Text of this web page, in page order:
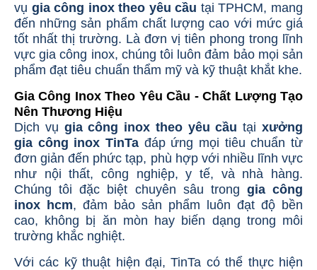
vụ gia công inox theo yêu cầu tại TPHCM, mang
đến những sản phẩm chất lượng cao với mức giá
tốt nhất thị trường. Là đơn vị tiên phong trong lĩnh
vực gia công inox, chúng tôi luôn đảm bảo mọi sản
phẩm đạt tiêu chuẩn thẩm mỹ và kỹ thuật khắt khe.
Gia Công Inox Theo Yêu Cầu - Chất Lượng Tạo
Nên Thương Hiệu
Dịch vụ gia công inox theo yêu cầu tạixưởng
gia công inox TinTa đáp ứng mọi tiêu chuẩn từ
đơn giản đến phức tạp, phù hợp với nhiều lĩnh vực
như nội thất, công nghiệp, y tế, và nhà hàng.
Chúng tôi đặc biệt chuyên sâu trong gia công
inox hcm, đảm bảo sản phẩm luôn đạt độ bền
cao, không bị ăn mòn hay biến dạng trong môi
trường khắc nghiệt.
Với các kỹ thuật hiện đại, TinTa có thể thực hiện